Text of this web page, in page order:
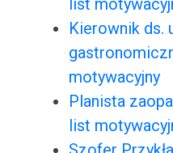
list
Kierownik ds.
motywacyjny
Planista
list